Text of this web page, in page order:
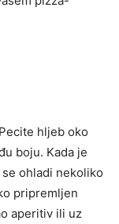
hljeb oko
boju. Kada je
ohladi nekoliko
pripremljen
aperitiv ili uz